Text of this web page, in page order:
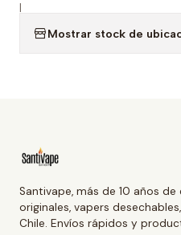
|
Mostrar stock de
Santivape, más de 10 años
originales, vapers
Chile. Envíos rápidos y